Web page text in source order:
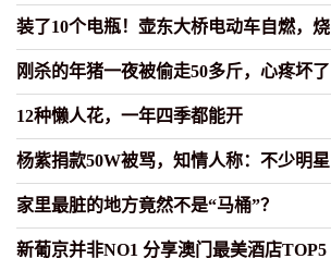
装了10个电瓶！壶东大桥电动车自燃，烧
刚杀的年猪一夜被偷走50多斤，心疼坏了
12种懒人花，一年四季都能开
杨紫捐款50W被骂，知情人称：不少明星
家里最脏的地方竟然不是“马桶”？
新葡京并非NO1 分享澳门最美酒店TOP5